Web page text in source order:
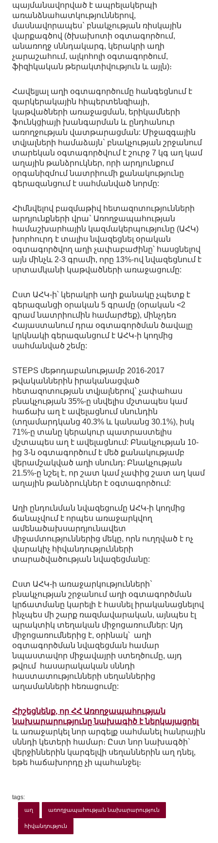
պայմանավորված է ապրելակերպի
առանձնահատկություններով,
մասնավորապես` բնակչության ռիսկային
վարքագծով (ծխախոտի օգտագործում,
անառողջ սննդակարգ, կերակրի աղի
չարաշահում, ալկոհոլի օգտագործում,
ֆիզիկական թերակտիվություն և այլն)։
Հավելյալ աղի օգտագործումը հանգեցնում է
զարկերակային հիպերտենզիայի,
կաթվածների առաջացման, երիկամների
ֆունկցիայի խանգարման և ընդհանուր
առողջության վատթարացման: Միջազգային
տվյալների համաձայն` բնակչության շրջանում
տարեկան օգտագործվում է շուրջ 7 կգ աղ կամ
աղային թանձրուկներ, որի արդյունքում
օրգանիզմում նատրիումի քանակությունը
գերազանցում է սահմանված նորմը:
Հիմնվելով բազմաթիվ հետազոտությունների
արդյունքների վրա` Առողջապահության
համաշխարհային կազմակերպությունը (ԱՀԿ)
խորհուրդ է տալիս նվազեցնել օրական
օգտագործվող աղի չափաբաժինը՝ հասցնելով
այն մինչև 2-3 գրամի, որը 13%-ով նվազեցնում է
սրտամկանի կաթվածների առաջացումը:
Ըստ ԱՀԿ-ի՝ կերակրի աղի քանակը չպետք է
գերազանցի օրական 5 գրամը (օրական <2
գրամ նատրիումին համարժեք), մինչդեռ
Հայաստանում դրա օգտագործման ծավալը
կրկնակի գերազանցում է ԱՀԿ-ի կողմից
սահմանված շեմը:
STEPS մեթոդաբանությամբ 2016-2017
թվականներին իրականացված
հետազոտության տվյալներով` չափահաս
բնակչության 35%-ը սնվելիս մշտապես կամ
հաճախ աղ է ավելացնում սնունդին
(տղամարդկանց 40.3% և կանանց 30.1%), իսկ
71%-ը տանը կերակուր պատրաստելիս
մշտապես աղ է ավելացնում: Բնակչության 10-
ից 3-ն օգտագործում է մեծ քանակությամբ
վերամշակված աղի սնունդ: Բնակչության
21.5%-ը նշել է, որ շատ կամ չափից շատ աղ կամ
աղային թանձրուկներ է օգտագործում:
Աղի ընդունման նվազեցումը ԱՀԿ-ի կողմից
ճանաչվում է որպես առաջարկվող
ամենածախսարդյունավետ
միջամտություններից մեկը, որն ուղղված է ոչ
վարակիչ հիվանդությունների
տարածվածության նվազեցմանը:
Ըստ ԱՀԿ-ի առաջարկությունների`
բնակչության շրջանում աղի օգտագործման
կրճատմանը կարելի է հասնել իրականացնելով
ինչպես մի շարք ռազմավարական, այնպես էլ
պրակտիկ տեղական միջոցառումներ: Այդ
միջոցառումներից է, օրինակ՝ աղի
օգտագործման նվազեցման համար
նպաստավոր միջավայրի ստեղծումը, այդ
թվում հասարակական սննդի
հաստատությունների սեղաններից
աղամանների հեռացումը:
Հիշեցնենք, որ ՀՀ Առողջապահության
նախարարությունը նախագիծ է ներկայացրել
և առաջարկել նոր արգելք սահմանել հանրային
սննդի կետերի համար։ Ըստ նոր նախագծի`
վերջիններին կարգելվի սեղաններին աղ դնել,
եթե հաճախորդը չի պահանջել։
tags:
աղ առողջապահության նախարարություն
հիվանդություն